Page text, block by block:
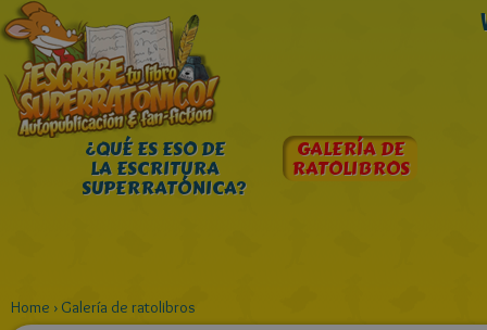
¿QUÉ ES ESO DE
LA ESCRITURA
SUPERRATÓNICA?
GALERÍA DE
RATOLIBROS
Home › Galería de ratolibros